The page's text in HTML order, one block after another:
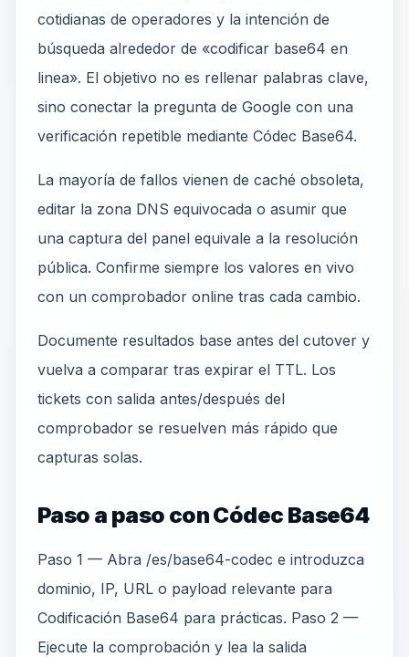
cotidianas de operadores y la intención de
búsqueda alrededor de «codificar base64 en
linea». El objetivo no es rellenar palabras clave,
sino conectar la pregunta de Google con una
verificación repetible mediante Códec Base64.
La mayoría de fallos vienen de caché obsoleta,
editar la zona DNS equivocada o asumir que
una captura del panel equivale a la resolución
pública. Confirme siempre los valores en vivo
con un comprobador online tras cada cambio.
Documente resultados base antes del cutover y
vuelva a comparar tras expirar el TTL. Los
tickets con salida antes/después del
comprobador se resuelven más rápido que
capturas solas.
Paso a paso con Códec Base64
Paso 1 — Abra /es/base64-codec e introduzca
dominio, IP, URL o payload relevante para
Codificación Base64 para prácticas. Paso 2 —
Ejecute la comprobación y lea la salida